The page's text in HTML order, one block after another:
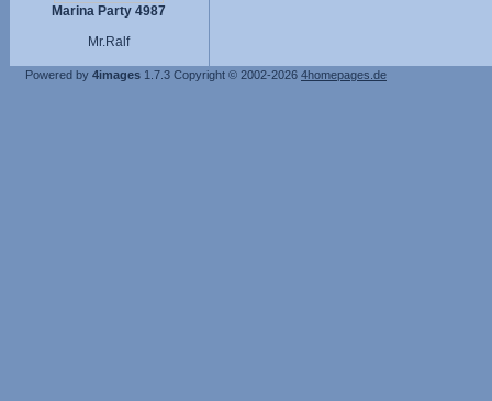
Marina Party 4987
Mr.Ralf
Powered by 4images 1.7.3 Copyright © 2002-2026 4homepages.de